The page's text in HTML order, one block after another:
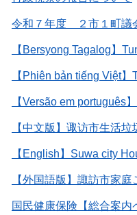
令和７年度 ２市１町議
【Bersyong Tagalog】
【Phiên bản tiếng Việt
【Versão em português
【中文版】诹访市生活垃
【English】Suwa city
【外国語版】諏訪市家
国民健康保険【総合案内